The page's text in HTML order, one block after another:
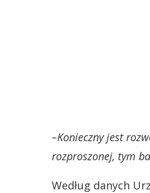
–Konieczny jest
rozproszonej, tym
Według danych